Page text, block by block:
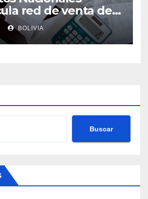
red de venta de
por Internet, en
BOLIVIA
Buscar